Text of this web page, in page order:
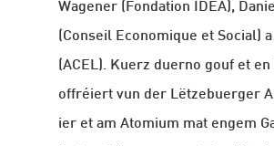
Wagener (Fondation IDEA),
(Conseil Economique et Social)
(ACEL). Kuerz duerno gouf et
offréiert vun der Lëtzebuerger
ier et am Atomium mat engem